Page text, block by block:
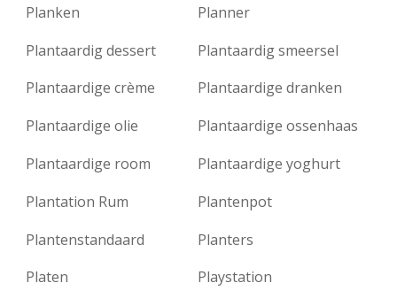
Planken
Planner
Plantaardig dessert
Plantaardig smeersel
Plantaardige crème
Plantaardige dranken
Plantaardige olie
Plantaardige ossenhaas
Plantaardige room
Plantaardige yoghurt
Plantation Rum
Plantenpot
Plantenstandaard
Planters
Platen
Playstation